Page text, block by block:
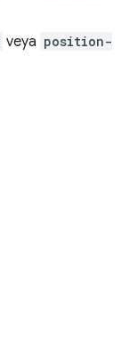
veya position-